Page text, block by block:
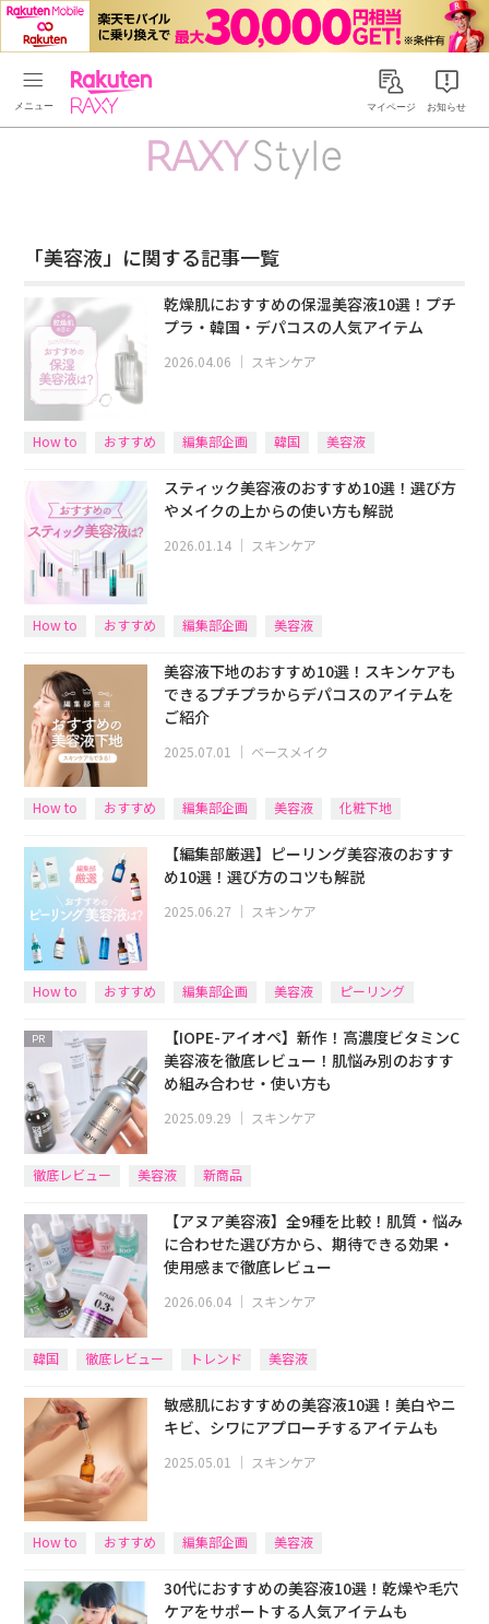
Rakuten RAXYマイページ お知らせ
「美容液」に関する記事一覧
乾燥肌におすすめの保湿美容液10選！プチ
プラ・韓国・デパコスの人気アイテム
2026.04.06 ｜ スキンケア
How to おすすめ 編集部企画 韓国 美容液
スティック美容液のおすすめ10選！選び方
やメイクの上からの使い方も解説
2026.01.14 ｜ スキンケア
How to おすすめ 編集部企画 美容液
美容液下地のおすすめ10選！スキンケアも
できるプチプラからデパコスのアイテムを
ご紹介
2025.07.01 ｜ ベースメイク
How to おすすめ 編集部企画 美容液 化粧下地
【編集部厳選】ピーリング美容液のおすす
め10選！選び方のコツも解説
2025.06.27 スキンケア
How to おすすめ 編集部企画 美容液 ピーリング
PR
【IOPE-アイオペ】新作！高濃度ビタミンC
美容液を徹底レビュー！肌悩み別のおすす
め組み合わせ・使い方も
2025.09.29 ｜ スキンケア
徹底レビュー 美容液 新商品
【アヌア美容液】全9種を比較！肌質・悩み
に合わせた選び方から、期待できる効果・
使用感まで徹底レビュー
2026.06.04 ｜ スキンケア
韓国 徹底レビュー トレンド 美容液
敏感肌におすすめの美容液10選！美白やニ
キビ、シワにアプローチするアイテムも
2025.05.01 ｜ スキンケア
How to おすすめ 編集部企画 美容液
30代におすすめの美容液10選！乾燥や毛穴
ケアをサポートする人気アイテムも